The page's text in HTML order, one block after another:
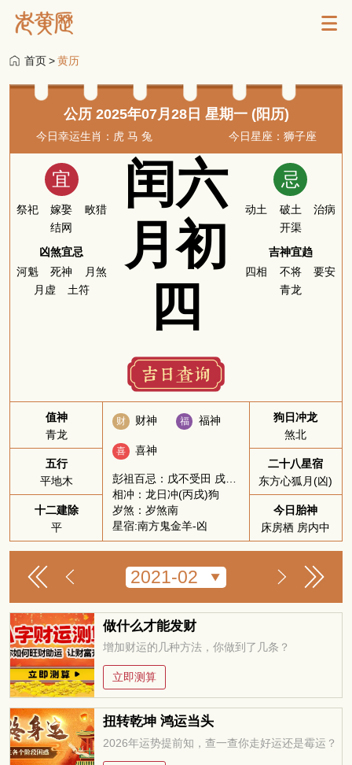
首页>黄历
公历 2025年07月28日 星期一 (阳历)
今日幸运生肖：虎 马 兔 今日星座：狮子座
宜
祭祀 嫁娶
畋猎
结网
凶煞宜忌
河魁
死神
月煞
月虚
土符
闰六
月初
四
忌
动土 破土
治病
开渠
吉神宜趋
四相
不将
要安
青龙
值神
青龙
五行
平地木
十二建除
平
财 财神 福 福神
喜 喜神
彭祖百忌：戊不受田 戌不吃犬
相冲：龙日冲(丙戌)狗
岁煞：岁煞南
星宿:南方鬼金羊-凶
狗日冲龙
煞北
二十八星宿
东方心狐月(凶)
今日胎神
床房栖 房内中
做什么才能发财
增加财运的几种方法，你做到了几条？
立即测算
扭转乾坤 鸿运当头
2026年运势提前知，查一查你走好运还是霉运？